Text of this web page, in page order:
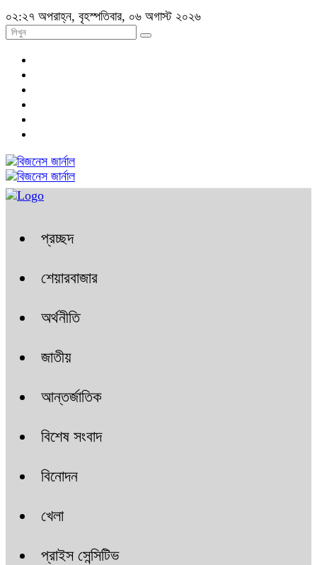
০২:২৭ অপরাহ্ন, বৃহস্পতিবার, ০৬ অগাস্ট ২০২৬
প্রচ্ছদ
শেয়ারবাজার
অর্থনীতি
জাতীয়
আন্তর্জাতিক
বিশেষ সংবাদ
বিনোদন
খেলা
প্রাইস সেন্সিটিভ